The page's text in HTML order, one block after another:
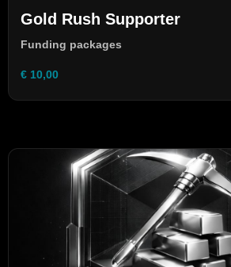
Gold Rush Supporter
Funding packages
€ 10,00